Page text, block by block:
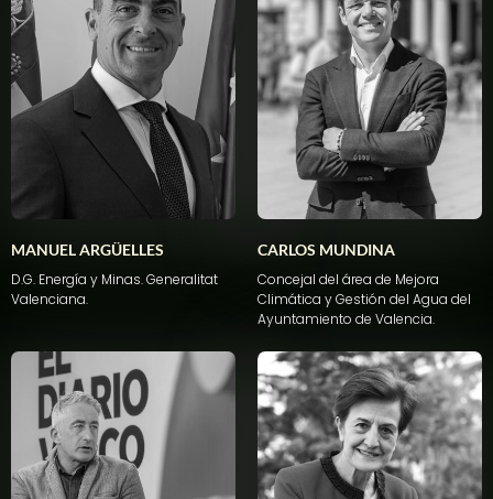
MANUEL ARGÜELLES
D.G. Energía y Minas. Generalitat
Valenciana.
CARLOS MUNDINA
Concejal del área de Mejora
Climática y Gestión del Agua del
Ayuntamiento de Valencia.